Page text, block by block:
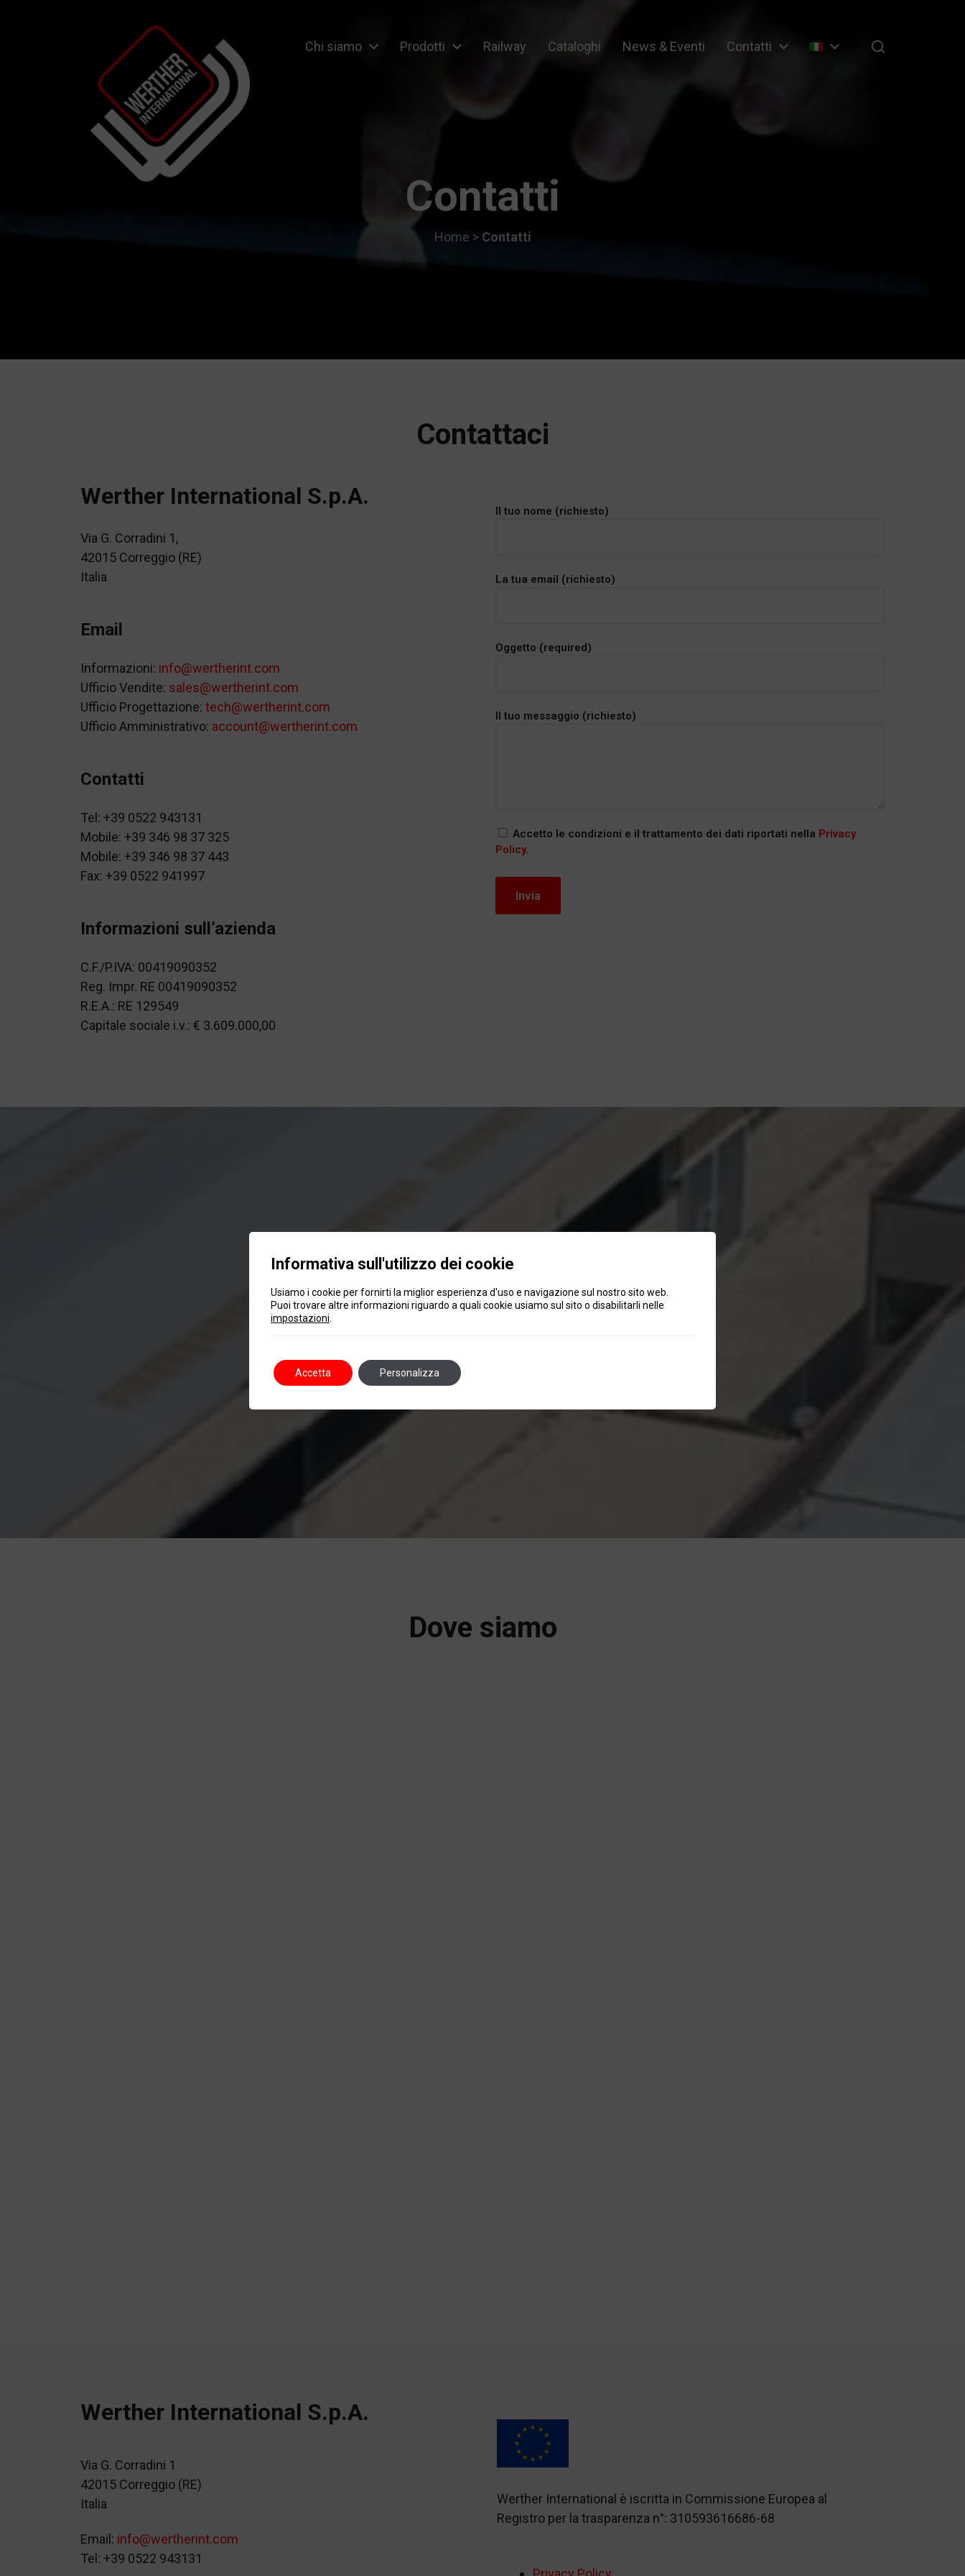
Garage Equipment and Wheel Service Equipment
Chi siamo Prodotti Railway Cataloghi News & Eventi Contatti
Contatti
Home > Contatti
Contattaci
Werther International S.p.A.
Via G. Corradini 1,
42015 Correggio (RE)
Italia
Email
Informazioni: info@wertherint.com
Ufficio Vendite: sales@wertherint.com
Ufficio Progettazione: tech@wertherint.com
Ufficio Amministrativo: account@wertherint.com
Contatti
Tel: +39 0522 943131
Mobile: +39 346 98 37 325
Mobile: +39 346 98 37 443
Fax: +39 0522 941997
Informazioni sull’azienda
C.F./P.IVA: 00419090352
Reg. Impr. RE 00419090352
R.E.A.: RE 129549
Capitale sociale i.v.: € 3.609.000,00
Il tuo nome (richiesto)
La tua email (richiesto)
Oggetto (required)
Il tuo messaggio (richiesto)
Accetto le condizioni e il trattamento dei dati riportati nella Privacy
Policy.
Dove siamo
Werther International S.p.A.
Via G. Corradini 1
42015 Correggio (RE)
Italia
Email: info@wertherint.com
Tel: +39 0522 943131
Werther International è iscritta in Commissione Europea al
Registro per la trasparenza n°: 310593616686-68
Informativa sull'utilizzo dei cookie
Usiamo i cookie per fornirti la miglior esperienza d'uso e navigazione sul nostro sito web.
Puoi trovare altre informazioni riguardo a quali cookie usiamo sul sito o disabilitarli nelle
impostazioni
Accetta Personalizza